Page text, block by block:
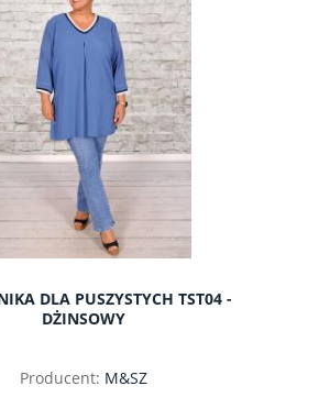
DLA PUSZYSTYCH TST04 -
DŻINSOWY
Producent: M&SZ